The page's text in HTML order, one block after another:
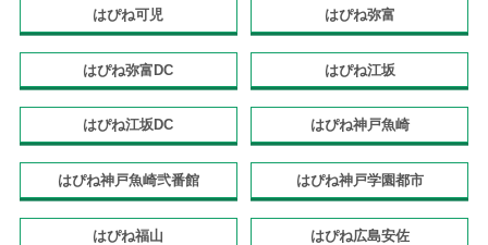
はぴね可児 はぴね弥富
はぴね弥富DC はぴね江坂
はぴね江坂DC はぴね神戸魚崎
はぴね神戸魚崎弐番館 はぴね神戸学園都市
はぴね福山 はぴね広島安佐